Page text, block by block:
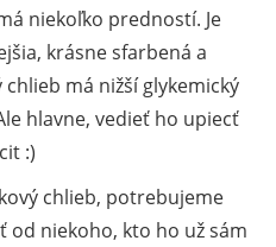
niekoľko predností. Je
krásne sfarbená a
má nižší glykemický
hlavne, vedieť ho upiecť
:)
chlieb, potrebujeme
od niekoho, kto ho už sám